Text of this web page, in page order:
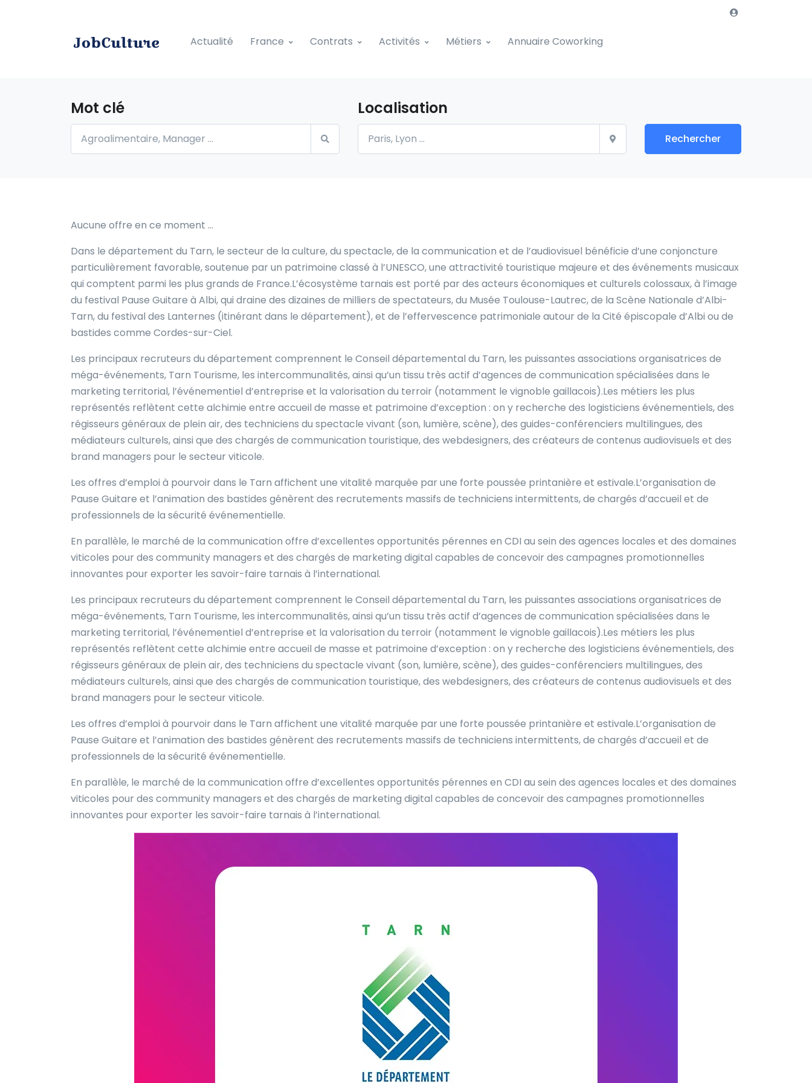
Actualité France Contrats Activités Métiers Annuaire Coworking
Mot clé Localisation
Rechercher
Aucune offre en ce moment …
Dans le département du Tarn, le secteur de la culture, du spectacle, de la communication et de l’audiovisuel bénéficie d’une conjoncture
particulièrement favorable, soutenue par un patrimoine classé à l’UNESCO, une attractivité touristique majeure et des événements musicaux
qui comptent parmi les plus grands de France.L’écosystème tarnais est porté par des acteurs économiques et culturels colossaux, à l’image
du festival Pause Guitare à Albi, qui draine des dizaines de milliers de spectateurs, du Musée Toulouse-Lautrec, de la Scène Nationale d’Albi-
Tarn, du festival des Lanternes (itinérant dans le département), et de l’effervescence patrimoniale autour de la Cité épiscopale d’Albi ou de
bastides comme Cordes-sur-Ciel.
Les principaux recruteurs du département comprennent le Conseil départemental du Tarn, les puissantes associations organisatrices de
méga-événements, Tarn Tourisme, les intercommunalités, ainsi qu’un tissu très actif d’agences de communication spécialisées dans le
marketing territorial, l’événementiel d’entreprise et la valorisation du terroir (notamment le vignoble gaillacois).Les métiers les plus
représentés reflètent cette alchimie entre accueil de masse et patrimoine d’exception : on y recherche des logisticiens événementiels, des
régisseurs généraux de plein air, des techniciens du spectacle vivant (son, lumière, scène), des guides-conférenciers multilingues, des
médiateurs culturels, ainsi que des chargés de communication touristique, des webdesigners, des créateurs de contenus audiovisuels et des
brand managers pour le secteur viticole.
Les offres d’emploi à pourvoir dans le Tarn affichent une vitalité marquée par une forte poussée printanière et estivale.L’organisation de
Pause Guitare et l’animation des bastides génèrent des recrutements massifs de techniciens intermittents, de chargés d’accueil et de
professionnels de la sécurité événementielle.
En parallèle, le marché de la communication offre d’excellentes opportunités pérennes en CDI au sein des agences locales et des domaines
viticoles pour des community managers et des chargés de marketing digital capables de concevoir des campagnes promotionnelles
innovantes pour exporter les savoir-faire tarnais à l’international.
Les principaux recruteurs du département comprennent le Conseil départemental du Tarn, les puissantes associations organisatrices de
méga-événements, Tarn Tourisme, les intercommunalités, ainsi qu’un tissu très actif d’agences de communication spécialisées dans le
marketing territorial, l’événementiel d’entreprise et la valorisation du terroir (notamment le vignoble gaillacois).Les métiers les plus
représentés reflètent cette alchimie entre accueil de masse et patrimoine d’exception : on y recherche des logisticiens événementiels, des
régisseurs généraux de plein air, des techniciens du spectacle vivant (son, lumière, scène), des guides-conférenciers multilingues, des
médiateurs culturels, ainsi que des chargés de communication touristique, des webdesigners, des créateurs de contenus audiovisuels et des
brand managers pour le secteur viticole.
Les offres d’emploi à pourvoir dans le Tarn affichent une vitalité marquée par une forte poussée printanière et estivale.L’organisation de
Pause Guitare et l’animation des bastides génèrent des recrutements massifs de techniciens intermittents, de chargés d’accueil et de
professionnels de la sécurité événementielle.
En parallèle, le marché de la communication offre d’excellentes opportunités pérennes en CDI au sein des agences locales et des domaines
viticoles pour des community managers et des chargés de marketing digital capables de concevoir des campagnes promotionnelles
innovantes pour exporter les savoir-faire tarnais à l’international.